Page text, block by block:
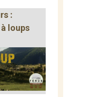
:
loups